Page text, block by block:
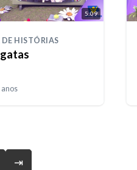
5:09
HISTÓRIAS
anos
⇥